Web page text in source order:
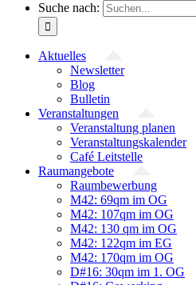
Suche nach:
Aktuelles
Newsletter
Blog
Bulletin
Veranstaltungen
Veranstaltung planen
Veranstaltungskalender
Café Leitstelle
Raumangebote
Raumbewerbung
M42: 69qm im OG
M42: 107qm im OG
M42: 130 qm im OG
M42: 122qm im EG
M42: 170qm im OG
D#16: 30qm im 1. OG